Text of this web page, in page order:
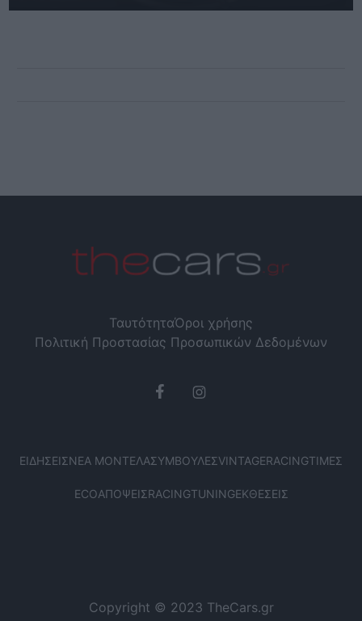
ΤαυτότηταΌροι χρήσης
Πολιτική Προστασίας Προσωπικών Δεδομένων
ΕΙΔΉΣΕΙΣΝΈΑ ΜΟΝΤΈΛΑΣΥΜΒΟΥΛΈΣVINTAGERACINGΤΙΜΈΣ
ECOΑΠΌΨΕΙΣRACINGTUNINGΕΚΘΈΣΕΙΣ
Copyright © 2023 TheCars.gr